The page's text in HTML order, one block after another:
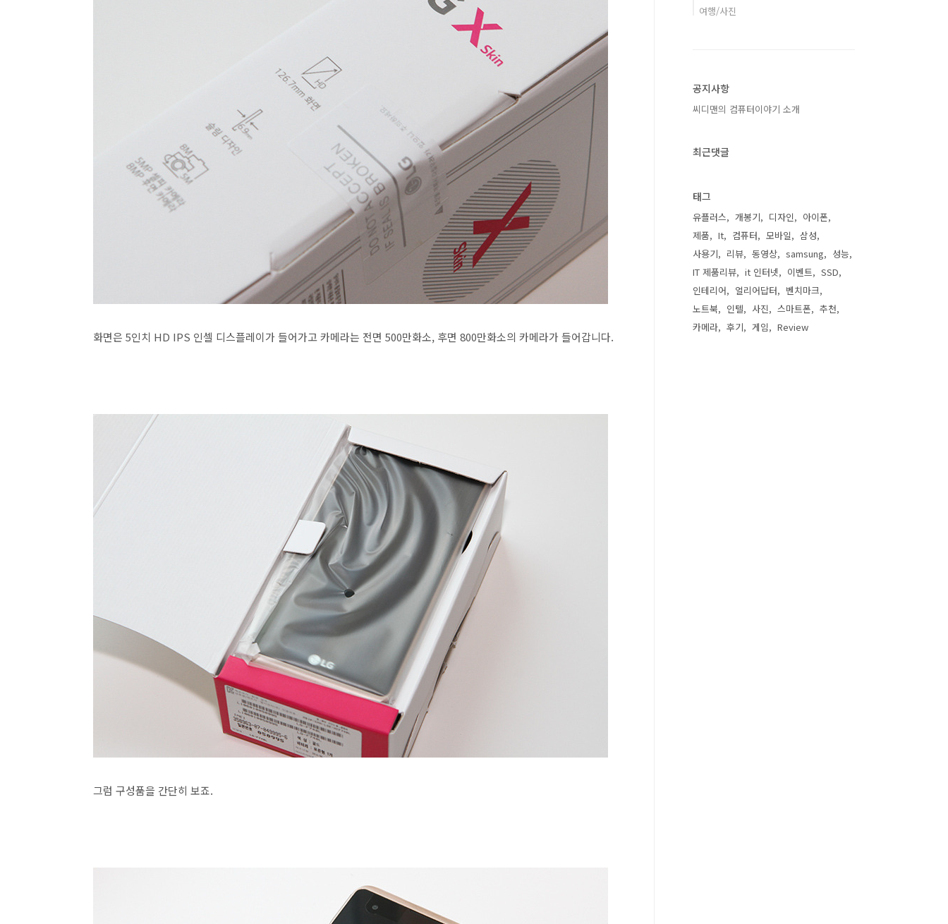
화면은 5인치 HD IPS 인셀 디스플레이가 들어가고 카메라는 전면 500만화소, 후면 800만화소의 카메라가 들어갑니다.
그럼 구성품을 간단히 보죠.
여행/사진
공지사항
씨디맨의 컴퓨터이야기 소개
최근댓글
태그
유플러스 개봉기 디자인
아이폰
제품
It 컴퓨터 모바일
삼성
사용기
리뷰 동영상 samsung
성능
IT 제품리뷰
it 인터넷 이벤트
SSD
인테리어
얼리어답터
벤치마크
노트북
인텔 사진 스마트폰
추천
카메라
후기 게임 Review